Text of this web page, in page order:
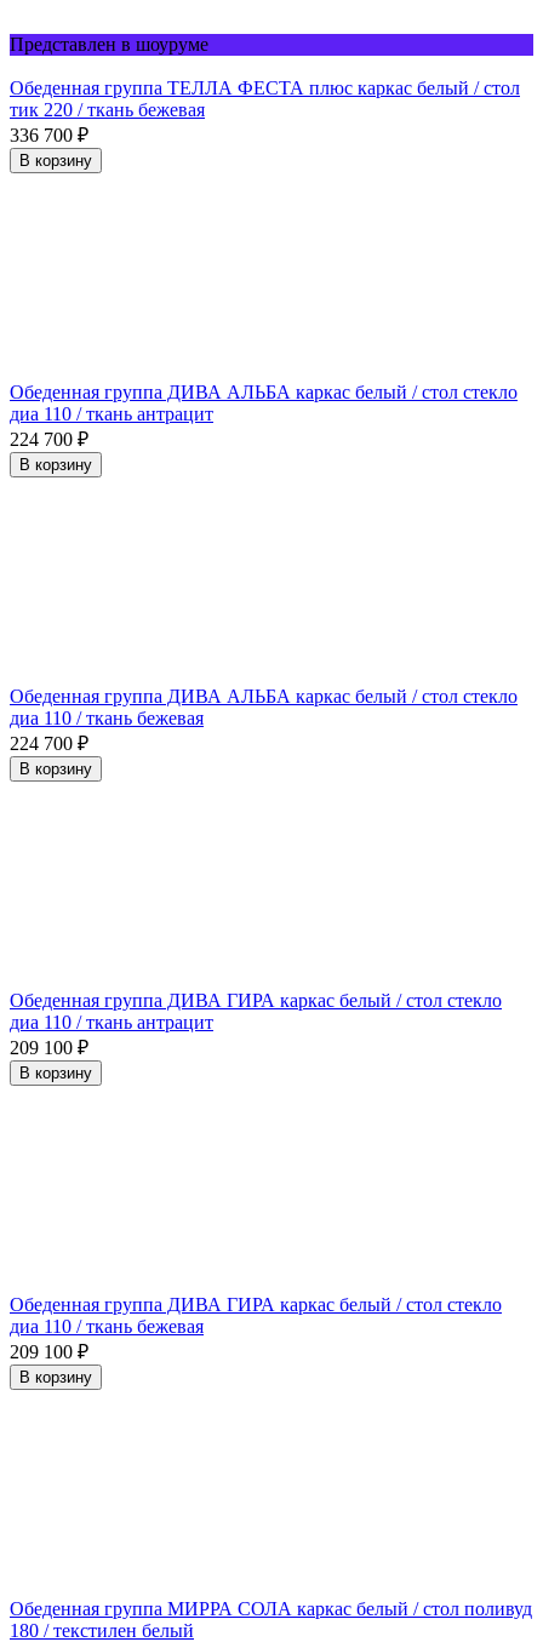
Представлен в шоуруме
Обеденная группа ТЕЛЛА ФЕСТА плюс каркас белый / стол
тик 220 / ткань бежевая
336 700 ₽
В корзину
Обеденная группа ДИВА АЛЬБА каркас белый / стол стекло
диа 110 / ткань антрацит
224 700 ₽
В корзину
Обеденная группа ДИВА АЛЬБА каркас белый / стол стекло
диа 110 / ткань бежевая
224 700 ₽
В корзину
Обеденная группа ДИВА ГИРА каркас белый / стол стекло
диа 110 / ткань антрацит
209 100 ₽
В корзину
Обеденная группа ДИВА ГИРА каркас белый / стол стекло
диа 110 / ткань бежевая
209 100 ₽
В корзину
Обеденная группа МИРРА СОЛА каркас белый / стол поливуд
180 / текстилен белый